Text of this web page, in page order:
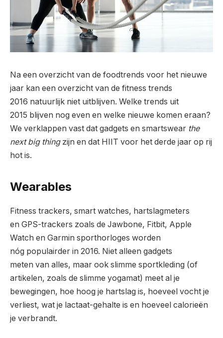
Na een overzicht van de foodtrends voor het nieuwe
jaar kan een overzicht van de fitness trends
2016 natuurlijk niet uitblijven. Welke trends uit
2015 blijven nog even en welke nieuwe komen eraan?
We verklappen vast dat gadgets en smartswear the
next big thingzijn en dat HIIT voor het derde jaar op rij
hot is.
Wearables
Fitness trackers, smart watches, hartslagmeters
en GPS-trackers zoals de Jawbone, Fitbit, Apple
Watch en Garmin sporthorloges worden
nóg populairder in 2016. Niet alleen gadgets
meten van alles, maar ook slimme sportkleding (of
artikelen, zoals de slimme yogamat) meet al je
bewegingen, hoe hoog je hartslag is, hoeveel vocht je
verliest, wat je lactaat-gehalte is en hoeveel calorieën
je verbrandt.